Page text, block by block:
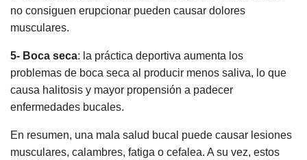
no consiguen erupcionar pueden causar dolores
musculares.
5- Boca seca: la práctica deportiva aumenta los
problemas de boca seca al producir menos saliva, lo que
causa halitosis y mayor propensión a padecer
enfermedades bucales.
En resumen, una mala salud bucal puede causar lesiones
musculares, calambres, fatiga o cefalea. A su vez, estos